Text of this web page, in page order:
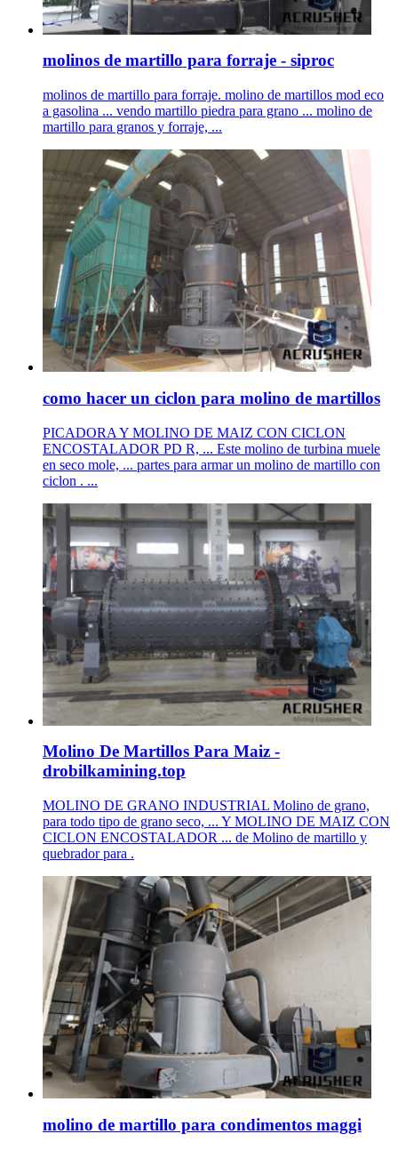
molinos de martillo para forraje - siproc
molinos de martillo para forraje. molino de martillos mod eco
a gasolina ... vendo martillo piedra para grano ... molino de
martillo para granos y forraje, ...
como hacer un ciclon para molino de martillos
PICADORA Y MOLINO DE MAIZ CON CICLON
ENCOSTALADOR PD R, ... Este molino de turbina muele
en seco mole, ... partes para armar un molino de martillo con
ciclon . ...
Molino De Martillos Para Maiz -
drobilkamining.top
MOLINO DE GRANO INDUSTRIAL Molino de grano,
para todo tipo de grano seco, ... Y MOLINO DE MAIZ CON
CICLON ENCOSTALADOR ... de Molino de martillo y
quebrador para .
molino de martillo para condimentos maggi